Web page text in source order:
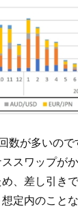
数が多いの
スワップが
、差し引き
定内のこと